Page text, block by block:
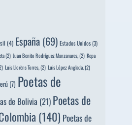
(4) España (69) Estados Unidos(3)
(2) Juan Benito Rodríguez Manzanares, (2) Kepa
Luis Llorèns Torres, (2) Luis López Anglada, (2)
(7) Poetas de
de Bolivia (21) Poetas de
(140) Poetas de